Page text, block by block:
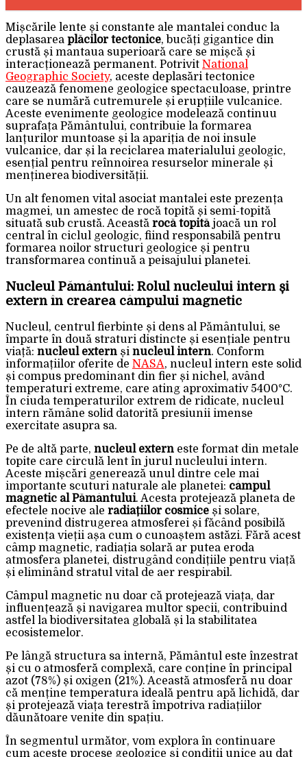
Mișcările lente și constante ale mantalei conduc la
deplasarea plăcilor tectonice, bucăți gigantice din
crustă și mantaua superioară care se mișcă și
interacționează permanent. Potrivit National
Geographic Society, aceste deplasări tectonice
cauzează fenomene geologice spectaculoase, printre
care se numără cutremurele și erupțiile vulcanice.
Aceste evenimente geologice modelează continuu
suprafața Pământului, contribuie la formarea
lanțurilor muntoase și la apariția de noi insule
vulcanice, dar și la reciclarea materialului geologic,
esențial pentru reînnoirea resurselor minerale și
menținerea biodiversității.
Un alt fenomen vital asociat mantalei este prezența
magmei, un amestec de rocă topită și semi-topită
situată sub crustă. Această rocă topităjoacă un rol
central în ciclul geologic, fiind responsabilă pentru
formarea noilor structuri geologice și pentru
transformarea continuă a peisajului planetei.
Nucleul Pământului: Rolul nucleului intern și
extern în crearea câmpului magnetic
Nucleul, centrul fierbinte și dens al Pământului, se
împarte în două straturi distincte și esențiale pentru
viață: nucleul extern și nucleul intern. Conform
informațiilor oferite de NASA, nucleul intern este solid
și compus predominant din fier și nichel, având
temperaturi extreme, care ating aproximativ 5400°C.
În ciuda temperaturilor extrem de ridicate, nucleul
intern rămâne solid datorită presiunii imense
exercitate asupra sa.
Pe de altă parte, nucleul extern este format din metale
topite care circulă lent în jurul nucleului intern.
Aceste mișcări generează unul dintre cele mai
importante scuturi naturale ale planetei: câmpul
magnetic al Pământului. Acesta protejează planeta de
efectele nocive ale radiațiilor cosmice și solare,
prevenind distrugerea atmosferei și făcând posibilă
existența vieții așa cum o cunoaștem astăzi. Fără acest
câmp magnetic, radiația solară ar putea eroda
atmosfera planetei, distrugând condițiile pentru viață
și eliminând stratul vital de aer respirabil.
Câmpul magnetic nu doar că protejează viața, dar
influențează și navigarea multor specii, contribuind
astfel la biodiversitatea globală și la stabilitatea
ecosistemelor.
Pe lângă structura sa internă, Pământul este înzestrat
și cu o atmosferă complexă, care conține în principal
azot (78%) și oxigen (21%). Această atmosferă nu doar
că menține temperatura ideală pentru apă lichidă, dar
și protejează viața terestră împotriva radiațiilor
dăunătoare venite din spațiu.
În segmentul următor, vom explora în continuare
cum aceste procese geologice și condiții unice au dat